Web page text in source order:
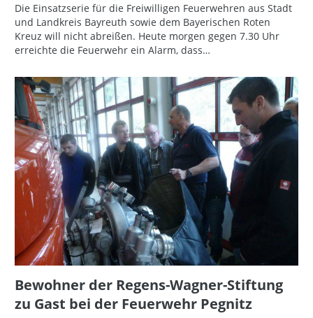
Die Einsatzserie für die Freiwilligen Feuerwehren aus Stadt
und Landkreis Bayreuth sowie dem Bayerischen Roten
Kreuz will nicht abreißen. Heute morgen gegen 7.30 Uhr
erreichte die Feuerwehr ein Alarm, dass…
Bewohner der Regens-Wagner-Stiftung
zu Gast bei der Feuerwehr Pegnitz